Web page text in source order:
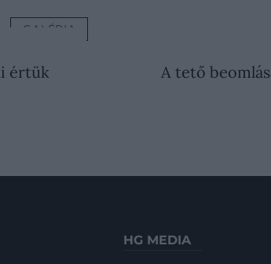
GALÉRIA
értük
A tető
HG MEDIA